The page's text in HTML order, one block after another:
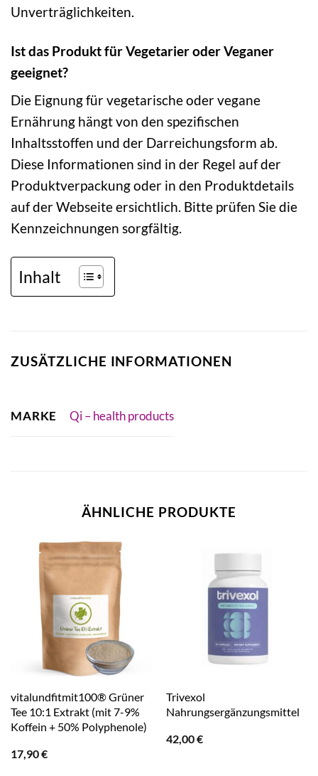
Unverträglichkeiten.
Ist das Produkt für Vegetarier oder Veganer
geeignet?
Die Eignung für vegetarische oder vegane
Ernährung hängt von den spezifischen
Inhaltsstoffen und der Darreichungsform ab.
Diese Informationen sind in der Regel auf der
Produktverpackung oder in den Produktdetails
auf der Webseite ersichtlich. Bitte prüfen Sie die
Kennzeichnungen sorgfältig.
Inhalt
ZUSÄTZLICHE INFORMATIONEN
MARKE Qi – health products
ÄHNLICHE PRODUKTE
vitalundfitmit100® Grüner
Tee 10:1 Extrakt (mit 7-9%
Koffein + 50% Polyphenole)
17,90€
Trivexol
Nahrungsergänzungsmittel
42,00€